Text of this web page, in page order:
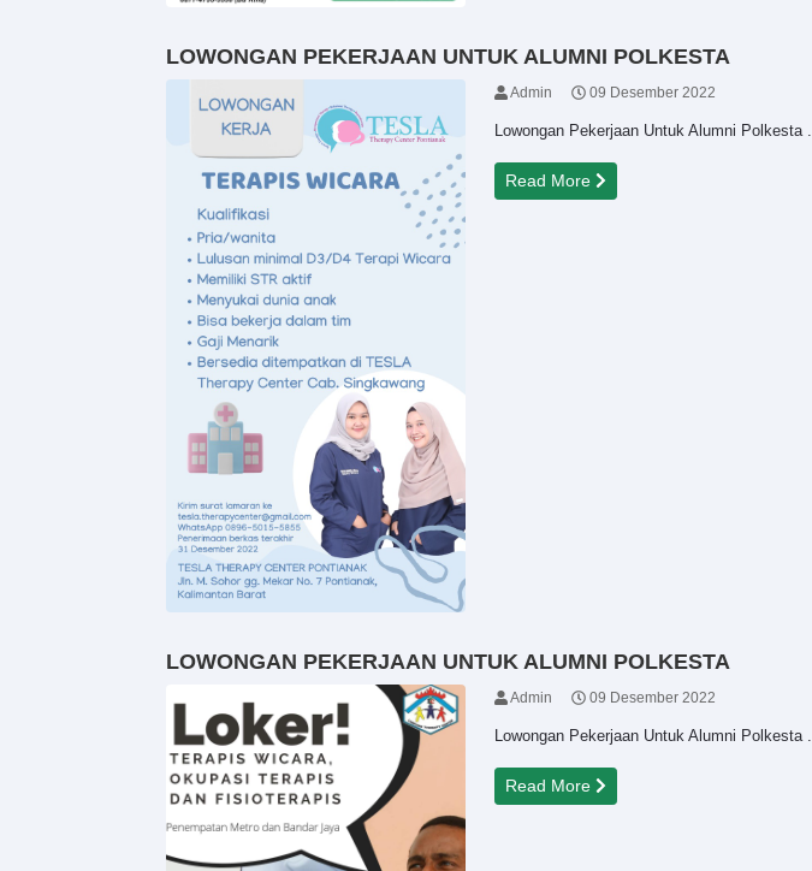
LOWONGAN PEKERJAAN UNTUK ALUMNI POLKESTA
Admin 09 Desember 2022
Lowongan Pekerjaan Untuk Alumni Polkesta .
Read More
LOWONGAN PEKERJAAN UNTUK ALUMNI POLKESTA
Admin 09 Desember 2022
Lowongan Pekerjaan Untuk Alumni Polkesta .
Read More